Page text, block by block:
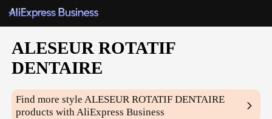
ALESEUR ROTATIF
DENTAIRE
Find more styleALESEUR ROTATIF DENTAIRE
products with AliExpress Business